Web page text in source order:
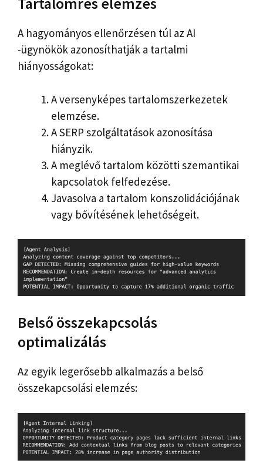
A hagyományos ellenőrzésen túl az AI
-ügynökök azonosíthatják a tartalmi
hiányosságokat:
A versenyképes tartalomszerkezetek
elemzése.
A SERP szolgáltatások azonosítása
hiányzik.
A meglévő tartalom közötti szemantikai
kapcsolatok felfedezése.
Javasolva a tartalom konszolidációjának
vagy bővítésének lehetőségeit.
Belső összekapcsolás
optimalizálás
Az egyik legerősebb alkalmazás a belső
összekapcsolási elemzés: